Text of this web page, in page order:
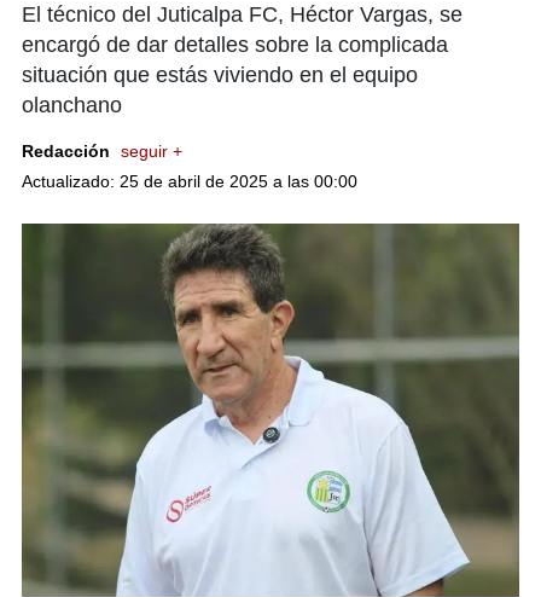
El técnico del Juticalpa FC, Héctor Vargas, se
encargó de dar detalles sobre la complicada
situación que estás viviendo en el equipo
olanchano
Redacción
seguir +
Actualizado: 25 de abril de 2025 a las 00:00